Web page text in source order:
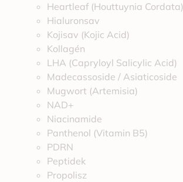
Heartleaf (Houttuynia Cordata)
Hialuronsav
Kojisav (Kojic Acid)
Kollagén
LHA (Capryloyl Salicylic Acid)
Madecassoside / Asiaticoside
Mugwort (Artemisia)
NAD+
Niacinamide
Panthenol (Vitamin B5)
PDRN
Peptidek
Propolisz